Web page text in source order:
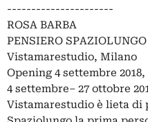
----------------------
ROSA BARBA
PENSIERO SPAZIOLUNGO
Vistamarestudio, Milano
Opening 4 settembre 2018,
4 settembre– 27 ottobre
Vistamarestudio è lieta di